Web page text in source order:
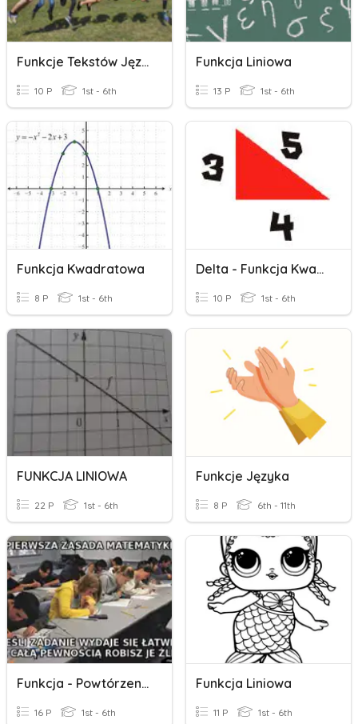
Funkcje Tekstów Językowych
10 P 1st - 6th
Funkcja Liniowa
13 P 1st - 6th
Funkcja Kwadratowa
8 P 1st - 6th
Delta - Funkcja Kwadratowa
10 P 1st - 6th
FUNKCJA LINIOWA
22 P 1st - 6th
Funkcje Języka
8 P 6th - 11th
Funkcja - Powtórzenie
16 P 1st - 6th
Funkcja Liniowa
11 P 1st - 6th